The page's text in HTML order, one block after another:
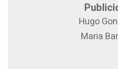
Hugo
Maria